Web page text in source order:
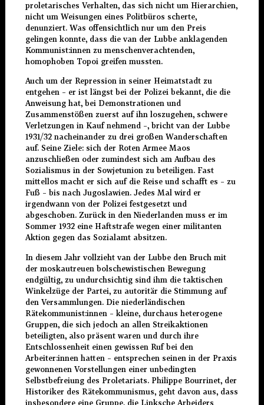
proletarisches Verhalten, das sich nicht um Hierarchien,
nicht um Weisungen eines Politbüros scherte,
denunziert. Was offensichtlich nur um den Preis
gelingen konnte, dass die van der Lubbe anklagenden
Kommunist:innen zu menschenverachtenden,
homophoben Topoi greifen mussten.
Auch um der Repression in seiner Heimatstadt zu
entgehen – er ist längst bei der Polizei bekannt, die die
Anweisung hat, bei Demonstrationen und
Zusammenstößen zuerst auf ihn loszugehen, schwere
Verletzungen in Kauf nehmend –, bricht van der Lubbe
1931/32 nacheinander zu drei großen Wanderschaften
auf. Seine Ziele: sich der Roten Armee Maos
anzuschließen oder zumindest sich am Aufbau des
Sozialismus in der Sowjetunion zu beteiligen. Fast
mittellos macht er sich auf die Reise und schafft es – zu
Fuß – bis nach Jugoslawien. Jedes Mal wird er
irgendwann von der Polizei festgesetzt und
abgeschoben. Zurück in den Niederlanden muss er im
Sommer 1932 eine Haftstrafe wegen einer militanten
Aktion gegen das Sozialamt absitzen.
In diesem Jahr vollzieht van der Lubbe den Bruch mit
der moskautreuen bolschewistischen Bewegung
endgültig, zu undurchsichtig sind ihm die taktischen
Winkelzüge der Partei, zu autoritär die Stimmung auf
den Versammlungen. Die niederländischen
Rätekommunist:innen – kleine, durchaus heterogene
Gruppen, die sich jedoch an allen Streikaktionen
beteiligten, also präsent waren und durch ihre
Entschlossenheit einen gewissen Ruf bei den
Arbeiter:innen hatten – entsprechen seinen in der Praxis
gewonnenen Vorstellungen einer unbedingten
Selbstbefreiung des Proletariats. Philippe Bourrinet, der
Historiker des Rätekommunismus, geht davon aus, dass
insbesondere eine Gruppe, die Linksche Arbeiders